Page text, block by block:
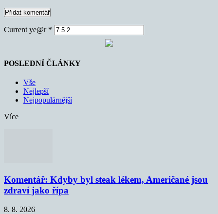
Current ye@r *
POSLEDNÍ ČLÁNKY
Vše
Nejlepší
Nejpopulárnější
Více
Komentář: Kdyby byl steak lékem, Američané jsou
zdraví jako řípa
8. 8. 2026